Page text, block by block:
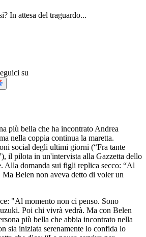
In attesa del traguardo...
su
più bella che ha incontrato Andrea
nella coppia continua la maretta.
social degli ultimi giorni (“Fra tante
il pilota in un'intervista alla Gazzetta dello
Alla domanda sui figli replica secco: “Al
Ma Belen non aveva detto di voler un
"Al momento non ci penso. Sono
Poi chi vivrà vedrà. Ma con Belen
più bella che abbia incontrato nella
sia iniziata serenamente lo confida lo